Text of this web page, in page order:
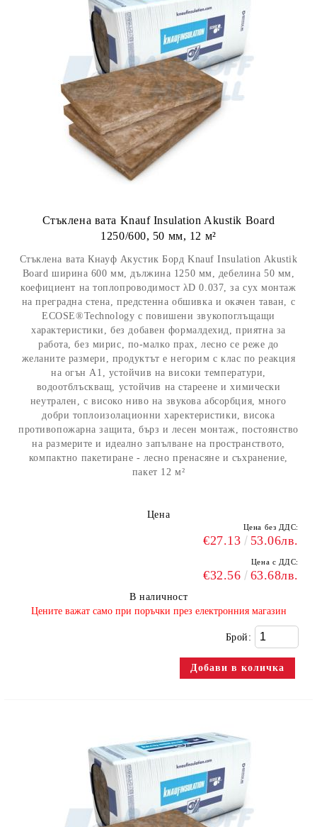
Стъклена вата Knauf Insulation Akustik Board
1250/600, 50 мм, 12 м²
Стъклена вата Кнауф Акустик Борд Knauf Insulation Akustik
Board ширина 600 мм, дължина 1250 мм, дебелина 50 мм,
коефициент на топлопроводимост λD 0.037, за сух монтаж
на преграднa стена, предстенна обшивка и окачен таван, с
ЕCOSE®Technology с повишени звукопоглъщащи
характеристики, без добавен формалдехид, приятна за
работа, без мирис, по-малко прах, лесно се реже до
желаните размери, продуктът е негорим с клас по реакция
на огън А1, устойчив на високи температури,
водоотблъскващ, устойчив на стареене и химически
неутрален, с високо ниво на звукова абсорбция, много
добри топлоизолационни харектеристики, висока
противопожарна защита, бърз и лесен монтаж, постоянство
на размерите и идеално запълване на пространството,
компактно пакетиране - лесно пренасяне и съхранение,
пакет 12 м²
Цена
Цена без ДДС:
€27.13 53.06лв.
Цена с ДДС:
€32.56 63.68лв.
В наличност
​Цените важат само при поръчки през електронния магазин
Брой: